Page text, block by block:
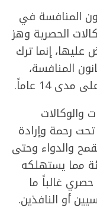
المنافسة في
الحصرية وهز
إنما ترك
المنافسة،
14 عاماً.
والوكالات
رحمة وإرادة
والدواء وحتى
من 60 في المئة مما يستهلكه
غالباً ما
أو النافذين.